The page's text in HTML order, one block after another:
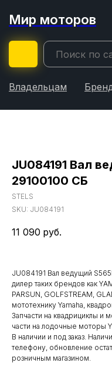
Мир моторов
Владельцам
JU084191 Вал
29100100 СБ
STELS
SKU: JU084191
11 090 руб.
JU084191 Вал ведущий
дилер таких брендов как
PARSUN, GOLFSTREAM,
мототехнику Yamaha,
Запчасти на квадрициклы и
части на лодочные моторы
В наличии и под заказ.
телефону, обновление
розничным магазином.